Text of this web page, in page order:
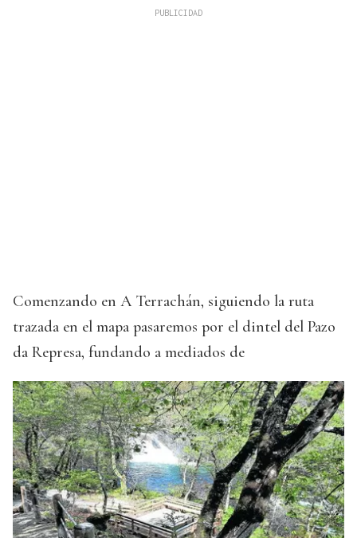
Comenzando en A Terrachán, siguiendo la ruta
trazada en el mapa pasaremos por el dintel del Pazo
da Represa, fundando a mediados de